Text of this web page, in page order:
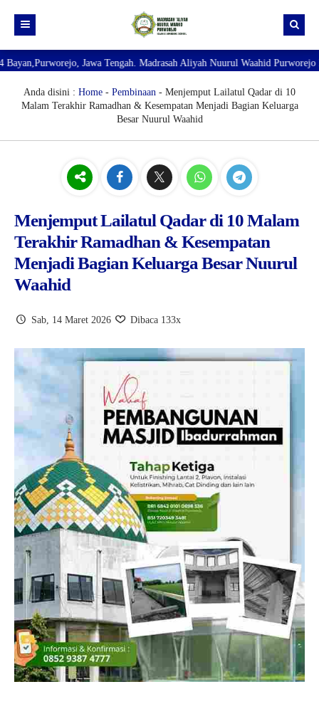
Beranda
Sejarah Berdirinya MA Nuurul Waahid Purworejo
Visi Misi MA Nuurul Waahid Purworejo
Struktur Lembaga
Grafik Lulusan Santri
Pendaftaran Santri Baru Tahun Ajaran 2026-2027
Dokumentasi Akhirusanah
Foto Ikhwan 2025
Hasil Belajar
Data Alumni
Kuesioner
Jawa Tengah. Madrasah Aliyah Nuurul Waahid Purworejo
Anda disini : Home - Pembinaan - Menjemput Lailatul Qadar di 10
Malam Terakhir Ramadhan & Kesempatan Menjadi Bagian Keluarga
Besar Nuurul Waahid
Menjemput Lailatul Qadar di 10 Malam
Terakhir Ramadhan & Kesempatan
Menjadi Bagian Keluarga Besar Nuurul
Waahid
Sab, 14 Maret 2026 Dibaca 133x